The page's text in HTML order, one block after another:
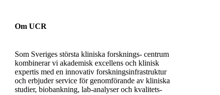
Om UCR
Som Sveriges största kliniska forsknings- centrum
kombinerar vi akademisk excellens och klinisk
expertis med en innovativ forskningsinfrastruktur
och erbjuder service för genomförande av kliniska
studier, biobankning, lab-analyser och kvalitets-